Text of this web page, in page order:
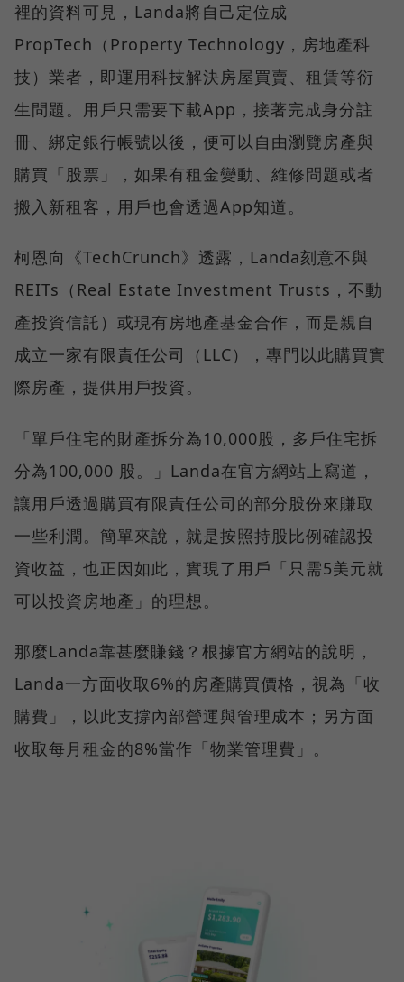
裡的資料可見，Landa將自己定位成
PropTech（Property Technology，房地產科
技）業者，即運用科技解決房屋買賣、租賃等衍
生問題。用戶只需要下載App，接著完成身分註
冊、綁定銀行帳號以後，便可以自由瀏覽房產與
購買「股票」，如果有租金變動、維修問題或者
搬入新租客，用戶也會透過App知道。
柯恩向《TechCrunch》透露，Landa刻意不與
REITs（Real Estate Investment Trusts，不動
產投資信託）或現有房地產基金合作，而是親自
成立一家有限責任公司（LLC），專門以此購買實
際房產，提供用戶投資。
「單戶住宅的財產拆分為10,000股，多戶住宅拆
分為100,000 股。」Landa在官方網站上寫道，
讓用戶透過購買有限責任公司的部分股份來賺取
一些利潤。簡單來說，就是按照持股比例確認投
資收益，也正因如此，實現了用戶「只需5美元就
可以投資房地產」的理想。
那麼Landa靠甚麼賺錢？根據官方網站的說明，
Landa一方面收取6%的房產購買價格，視為「收
購費」，以此支撐內部營運與管理成本；另方面
收取每月租金的8%當作「物業管理費」。